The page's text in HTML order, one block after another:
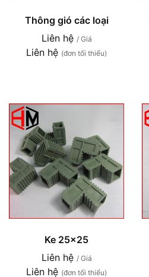
Thông gió các loại
Liên hệ / Giá
Liên hệ (đơn tối thiểu)
Ke 25x25
Liên hệ / Giá
Liên hệ (đơn tối thiểu)